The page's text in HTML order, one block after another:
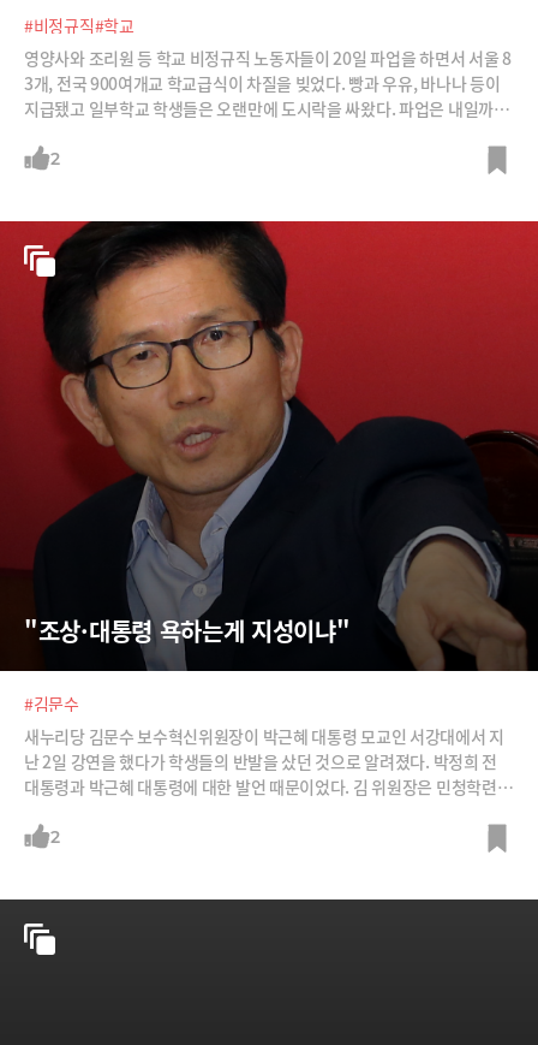
#비정규직#학교
영양사와 조리원 등 학교 비정규직 노동자들이 20일 파업을 하면서 서울 8
3개, 전국 900여개교 학교급식이 차질을 빚었다. 빵과 우유, 바나나 등이
지급됐고 일부학교 학생들은 오랜만에 도시락을 싸왔다. 파업은 내일까지.
2
"조상·대통령 욕하는게 지성이냐"
#김문수
새누리당 김문수 보수혁신위원장이 박근혜 대통령 모교인 서강대에서 지
난 2일 강연을 했다가 학생들의 반발을 샀던 것으로 알려졌다. 박정희 전
대통령과 박근혜 대통령에 대한 발언 때문이었다. 김 위원장은 민청학련
여당인 민주자유당에 입당했다. /사진=뉴스1
2